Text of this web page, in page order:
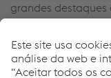
grandes
ambiente de